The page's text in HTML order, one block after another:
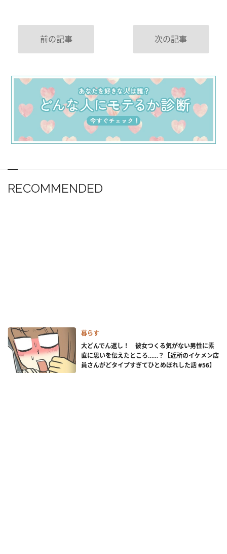
前の記事 次の記事
RECOMMENDED
暮らす
大どんでん返し！ 彼女つくる気がない男性に素
直に思いを伝えたところ……？【近所のイケメン店
員さんがどタイプすぎてひとめぼれした話 #56】